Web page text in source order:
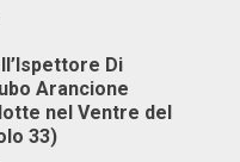
Di
Arancione
nel Ventre del
33)